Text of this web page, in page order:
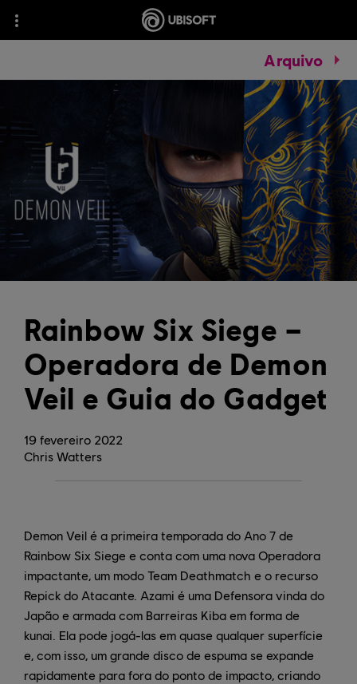
Arquivo
19 fevereiro 2022
Rainbow Six Siege –
Operadora de Demon
Veil e Guia do Gadget
Chris Watters
Demon Veil é a primeira temporada do Ano 7 de
Rainbow Six Siege e conta com uma nova Operadora
impactante, um modo Team Deathmatch e o recurso
Repick do Atacante. Azami é uma Defensora vinda do
Japão e armada com Barreiras Kiba em forma de
kunai. Ela pode jogá-las em quase qualquer superfície
e, com isso, um grande disco de espuma se expande
rapidamente para fora do ponto de impacto, criando